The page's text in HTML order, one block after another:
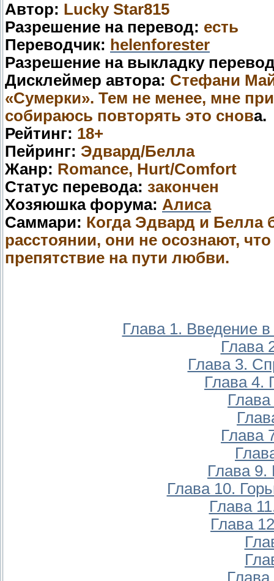
Автор: Lucky Star815
Разрешение на перевод: есть
Переводчик: helenforester
Разрешение на выкладку
Дисклеймер автора: Стефани
«Сумерки». Тем не менее, мне
собираюсь повторять это снова.
Рейтинг: 18+
Пейринг: Эдвард/Белла
Жанр: Romance, Hurt/Comfort
Статус перевода: закончен
Хозяюшка форума: Алиса
Саммари: Когда Эдвард и Белла
расстоянии, они не осознают,
препятствие на пути любви.
Глава 1. Введение
Глава
Глава 3.
Глава 4.
Глава
Глава 9.
Глава 10.
Глава
Глава